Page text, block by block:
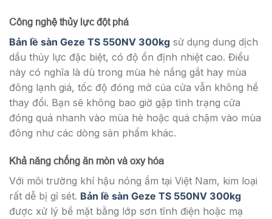
Công nghệ thủy lực đột phá
Bản lề sàn Geze TS 550NV 300kg sử dụng dung dịch
dầu thủy lực đặc biệt, có độ ổn định nhiệt cao. Điều
này có nghĩa là dù trong mùa hè nắng gắt hay mùa
đông lạnh giá, tốc độ đóng mở của cửa vẫn không hề
thay đổi. Bạn sẽ không bao giờ gặp tình trạng cửa
đóng quá nhanh vào mùa hè hoặc quá chậm vào mùa
đông như các dòng sản phẩm khác.
Khả năng chống ăn mòn và oxy hóa
Với môi trường khí hậu nóng ẩm tại Việt Nam, kim loại
rất dễ bị gỉ sét. Bản lề sàn Geze TS 550NV 300kg
được xử lý bề mặt bằng lớp sơn tĩnh điện hoặc mạ